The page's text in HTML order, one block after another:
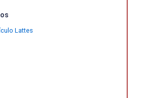
Lattes